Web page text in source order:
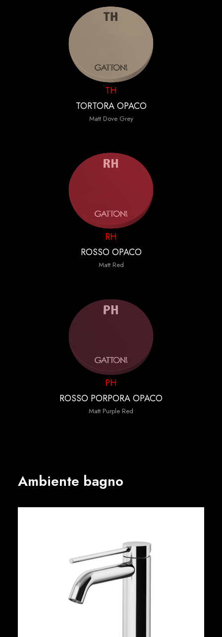
TH
TORTORA OPACO
Matt Dove Grey
RH
ROSSO OPACO
Matt Red
PH
ROSSO PORPORA OPACO
Matt Purple Red
Ambiente bagno